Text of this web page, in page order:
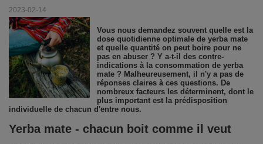
2023-02-14
Vous nous demandez souvent quelle est la
dose quotidienne optimale de yerba mate
et quelle quantité on peut boire pour ne
pas en abuser ? Y a-t-il des contre-
indications à la consommation de yerba
mate ? Malheureusement, il n'y a pas de
réponses claires à ces questions. De
nombreux facteurs les déterminent, dont le
plus important est la prédisposition
individuelle de chacun d'entre nous.
Yerba mate - chacun boit comme il veut